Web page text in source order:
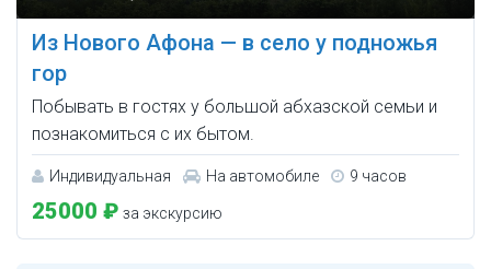
Из Нового Афона — в село у подножья
гор
Побывать в гостях у большой абхазской семьи и
познакомиться с их бытом.
Индивидуальная На автомобиле 9 часов
25000 ₽ за экскурсию